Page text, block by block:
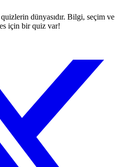
dünyasıdır. Bilgi, seçim ve
için bir quiz var!